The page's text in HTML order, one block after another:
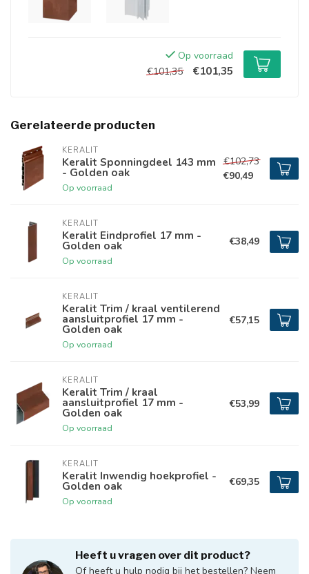
Op voorraad
€101,35
€101,35
Gerelateerde producten
KERALIT
Keralit Sponningdeel 143 mm
- Golden oak
Op voorraad
€102,73
€90,49
KERALIT
Keralit Eindprofiel 17 mm -
Golden oak
Op voorraad
€38,49
KERALIT
Keralit Trim / kraal ventilerend
aansluitprofiel 17 mm -
Golden oak
Op voorraad
€57,15
KERALIT
Keralit Trim / kraal
aansluitprofiel 17 mm -
Golden oak
Op voorraad
€53,99
KERALIT
Keralit Inwendig hoekprofiel -
Golden oak
Op voorraad
€69,35
Heeft u vragen over dit product?
Of heeft u hulp nodig bij het bestellen? Neem